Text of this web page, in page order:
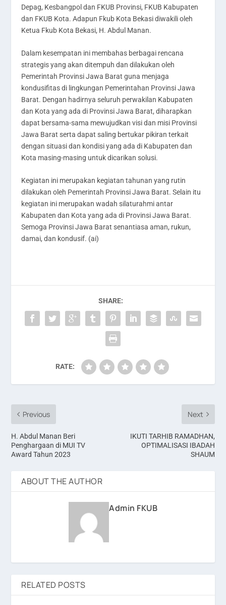
Depag, Kesbangpol dan FKUB Provinsi, FKUB Kabupaten
dan FKUB Kota. Adapun Fkub Kota Bekasi diwakili oleh
Ketua Fkub Kota Bekasi, H. Abdul Manan.
Dalam kesempatan ini membahas berbagai rencana
strategis yang akan ditempuh dan dilakukan oleh
Pemerintah Provinsi Jawa Barat guna menjaga
kondusifitas di lingkungan Pemerintahan Provinsi Jawa
Barat. Dengan hadirnya seluruh perwakilan Kabupaten
dan Kota yang ada di Provinsi Jawa Barat, diharapkan
dapat bersama-sama mewujudkan visi dan misi Provinsi
Jawa Barat serta dapat saling bertukar pikiran terkait
dengan situasi dan kondisi yang ada di Kabupaten dan
Kota masing-masing untuk dicarikan solusi.
Kegiatan ini merupakan kegiatan tahunan yang rutin
dilakukan oleh Pemerintah Provinsi Jawa Barat. Selain itu
kegiatan ini merupakan wadah silaturahmi antar
Kabupaten dan Kota yang ada di Provinsi Jawa Barat.
Semoga Provinsi Jawa Barat senantiasa aman, rukun,
damai, dan kondusif. (ai)
SHARE:
RATE:
Previous
H. Abdul Manan Beri
Penghargaan di MUI TV
Award Tahun 2023
Next
IKUTI TARHIB RAMADHAN,
OPTIMALISASI IBADAH
SHAUM
ABOUT THE AUTHOR
Admin FKUB
RELATED POSTS